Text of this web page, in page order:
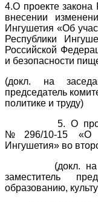
4.О проекте
внесении
Ингушетия «Об
Республики
Российской
и безопасности
(докл. на
председатель
политике и труду)
5. О проекте
№296/10-15 «О
Ингушетия» во
(докл. на
заместитель
образованию,